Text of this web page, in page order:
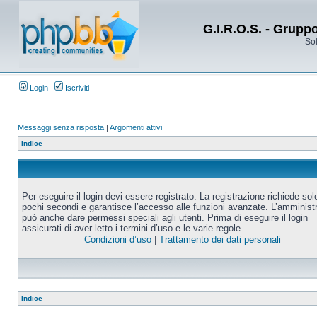
G.I.R.O.S. -
Login Iscriviti
Messaggi senza risposta | Argomenti attivi
Indice
Per eseguire il login devi essere registrato. La registrazione richiede
pochi secondi e garantisce l’accesso alle funzioni avanzate.
puó anche dare permessi speciali agli utenti. Prima di eseguire il login
assicurati di aver letto i termini d’uso e le varie regole.
Condizioni d’uso| Trattamento dei dati personali
Indice